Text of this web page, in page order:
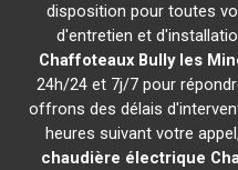
disposition pour toutes
d'entretien et
Chaffoteaux Bully les
24h/24 et 7j/7 pour
offrons des délais
heures suivant votre
chaudière électrique